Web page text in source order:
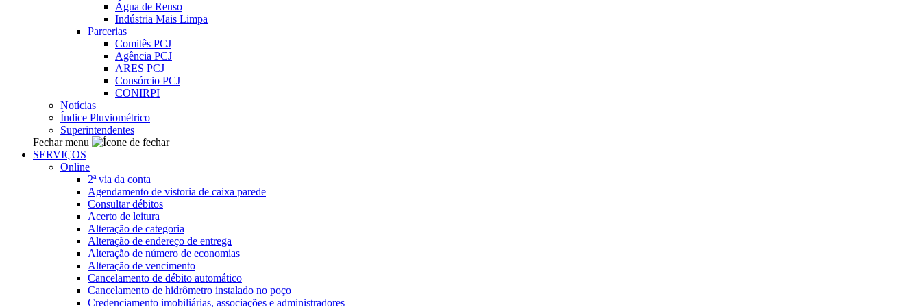
Água de Reuso
Indústria Mais Limpa
Parcerias
Comitês PCJ
Agência PCJ
ARES PCJ
Consórcio PCJ
CONIRPI
Notícias
Índice Pluviométrico
Superintendentes
Fechar menu
SERVIÇOS
Online
2ª via da conta
Agendamento de vistoria de caixa parede
Consultar débitos
Acerto de leitura
Alteração de categoria
Alteração de endereço de entrega
Alteração de número de economias
Alteração de vencimento
Cancelamento de débito automático
Cancelamento de hidrômetro instalado no poço
Credenciamento imobiliárias, associações e administradores